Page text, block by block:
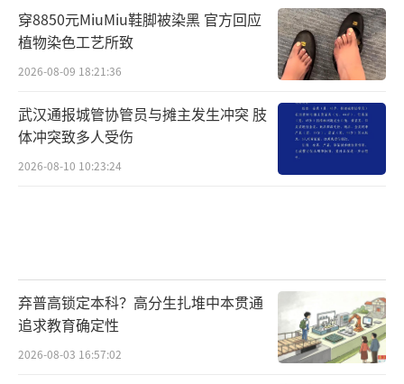
穿8850元MiuMiu鞋脚被染黑 官方回应
植物染色工艺所致
2026-08-09 18:21:36
武汉通报城管协管员与摊主发生冲突 肢
体冲突致多人受伤
2026-08-10 10:23:24
弃普高锁定本科？高分生扎堆中本贯通
追求教育确定性
2026-08-03 16:57:02